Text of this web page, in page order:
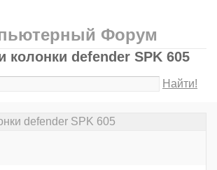
Форум
колонки defender SPK 605
Найти!
defender SPK 605